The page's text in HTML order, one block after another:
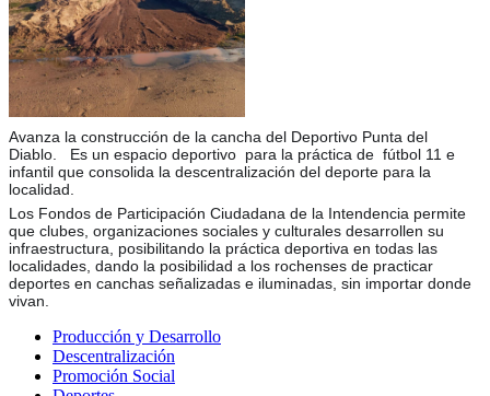
Avanza la construcción de la cancha del Deportivo Punta del
Diablo. Es un espacio deportivo para la práctica de fútbol 11 e
infantil que consolida la descentralización del deporte para la
localidad.
Los Fondos de Participación Ciudadana de la Intendencia permite
que clubes, organizaciones sociales y culturales desarrollen su
infraestructura, posibilitando la práctica deportiva en todas las
localidades, dando la posibilidad a los rochenses de practicar
deportes en canchas señalizadas e iluminadas, sin importar donde
vivan.
Producción y Desarrollo
Descentralización
Promoción Social